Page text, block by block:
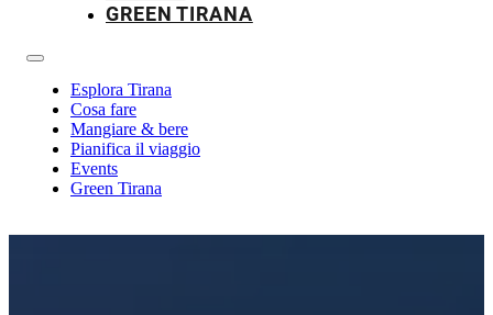
GREEN TIRANA
Esplora Tirana
Cosa fare
Mangiare & bere
Pianifica il viaggio
Events
Green Tirana